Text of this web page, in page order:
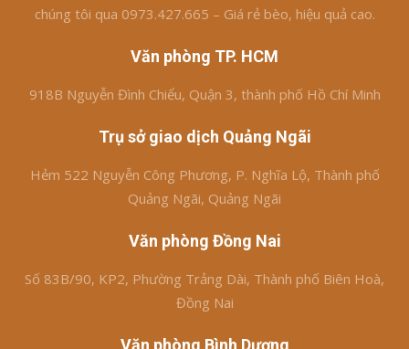
chúng tôi qua 0973.427.665 – Giá rẻ bèo, hiệu quả cao.
Văn phòng TP. HCM
918B Nguyễn Đình Chiểu, Quận 3, thành phố Hồ Chí Minh
Trụ sở giao dịch Quảng Ngãi
Hẻm 522 Nguyễn Công Phương, P. Nghĩa Lộ, Thành phố
Quảng Ngãi, Quảng Ngãi
Văn phòng Đồng Nai
Số 83B/90, KP2, Phường Trảng Dài, Thành phố Biên Hoà,
Đồng Nai
Văn phòng Bình Dương